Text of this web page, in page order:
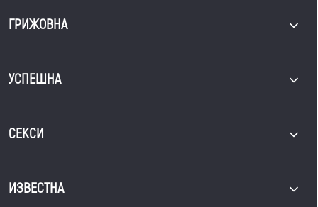
ГРИЖОВНА
УСПЕШНА
СЕКСИ
ИЗВЕСТНА